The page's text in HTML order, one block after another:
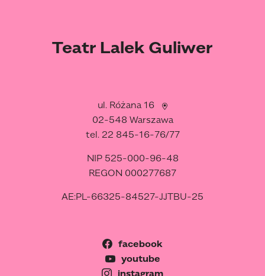
Teatr Lalek Guliwer
ul. Różana 16
02-548 Warszawa
tel. 22 845-16-76/77
NIP 525-000-96-48
REGON 000277687
AE:PL-66325-84527-JJTBU-25
facebook
youtube
instagram